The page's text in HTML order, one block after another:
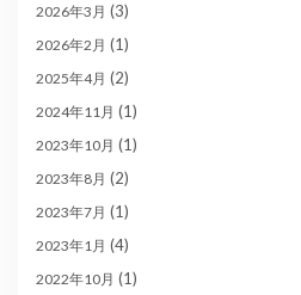
2026年3月 (3)
2026年2月 (1)
2025年4月 (2)
2024年11月 (1)
2023年10月 (1)
2023年8月 (2)
2023年7月 (1)
2023年1月 (4)
2022年10月 (1)